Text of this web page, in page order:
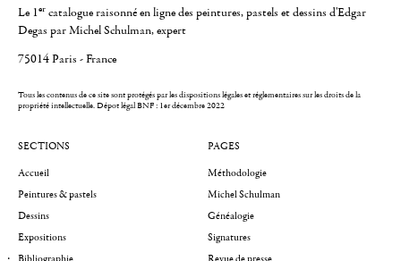
Le 1er catalogue raisonné en ligne des peintures, pastels et dessins d'Edgar
Degas par Michel Schulman, expert
75014 Paris - France
Tous les contenus de ce site sont protégés par les dispositions légales et réglementaires sur les droits de la
propriété intellectuelle.Dépot légal BNF : 1er décembre 2022
SECTIONS
Accueil
Peintures & pastels
Dessins
Expositions
PAGES
Méthodologie
Michel Schulman
Généalogie
Signatures